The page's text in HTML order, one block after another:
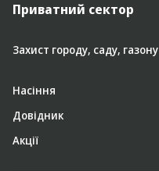
Приватний сектор
Захист городу, саду, газону
Насіння
Довідник
Акції